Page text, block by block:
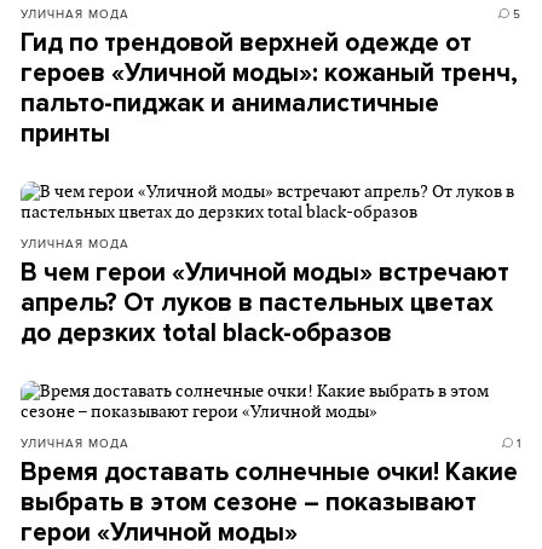
УЛИЧНАЯ МОДА 5
Гид по трендовой верхней одежде от
героев «Уличной моды»: кожаный тренч,
пальто-пиджак и анималистичные
принты
УЛИЧНАЯ МОДА
В чем герои «Уличной моды» встречают
апрель? От луков в пастельных цветах
до дерзких total black-образов
УЛИЧНАЯ МОДА 1
Время доставать солнечные очки! Какие
выбрать в этом сезоне – показывают
герои «Уличной моды»